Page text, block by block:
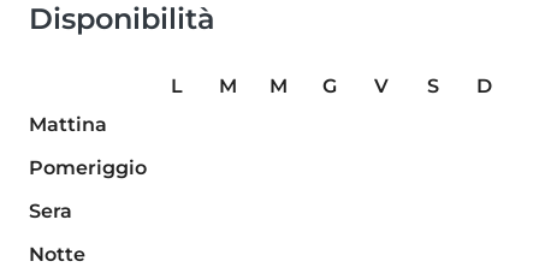
Disponibilità
L M M G V S
D
Mattina
Pomeriggio
Sera
Notte